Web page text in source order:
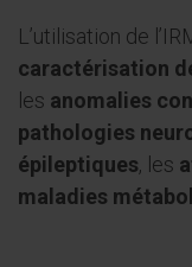
L’utilisation de
caractérisation
les anomalies
pathologies
épileptiques, les
maladies